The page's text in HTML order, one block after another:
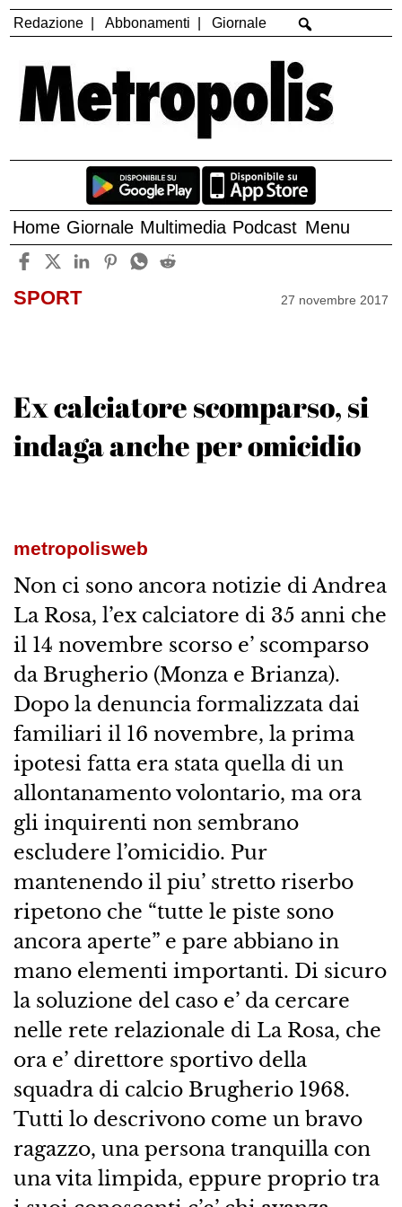
Redazione Abbonamenti Giornale
Home Giornale Multimedia Podcast Menu
SPORT 27 novembre 2017
Ex calciatore scomparso, si
indaga anche per omicidio
metropolisweb
Non ci sono ancora notizie di Andrea
La Rosa, l’ex calciatore di 35 anni che
il 14 novembre scorso e’ scomparso
da Brugherio (Monza e Brianza).
Dopo la denuncia formalizzata dai
familiari il 16 novembre, la prima
ipotesi fatta era stata quella di un
allontanamento volontario, ma ora
gli inquirenti non sembrano
escludere l’omicidio. Pur
mantenendo il piu’ stretto riserbo
ripetono che “tutte le piste sono
ancora aperte” e pare abbiano in
mano elementi importanti. Di sicuro
la soluzione del caso e’ da cercare
nelle rete relazionale di La Rosa, che
ora e’ direttore sportivo della
squadra di calcio Brugherio 1968.
Tutti lo descrivono come un bravo
ragazzo, una persona tranquilla con
una vita limpida, eppure proprio tra